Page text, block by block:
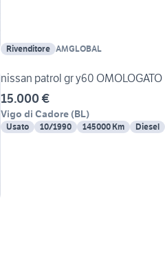
Rivenditore AMGLOBAL
nissan patrol gr y60 OMOLOGATO
15.000 €
Vigo di Cadore (BL)
Usato 10/1990 145000 Km Diesel